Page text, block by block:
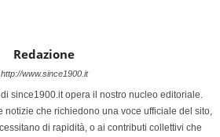
Redazione
http://www.since1900.it
since1900.it opera il nostro nucleo editoriale.
notizie che richiedono una voce ufficiale del sito,
di rapidità, o ai contributi collettivi che